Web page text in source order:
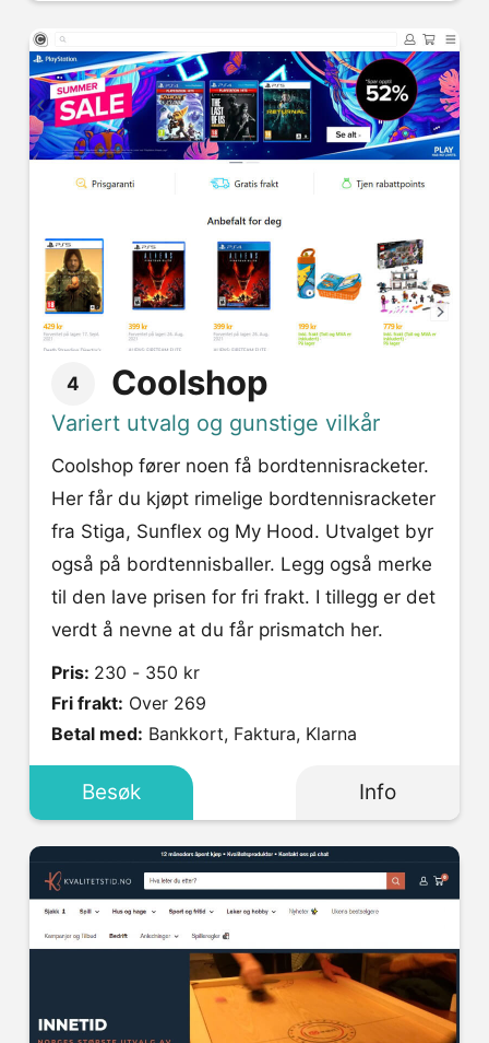
4 Coolshop
Variert utvalg og gunstige vilkår
Coolshop fører noen få bordtennisracketer.
Her får du kjøpt rimelige bordtennisracketer
fra Stiga, Sunflex og My Hood. Utvalget byr
også på bordtennisballer. Legg også merke
til den lave prisen for fri frakt. I tillegg er det
verdt å nevne at du får prismatch her.
Pris: 230 - 350 kr
Fri frakt: Over 269
Betal med: Bankkort, Faktura, Klarna
Besøk Info